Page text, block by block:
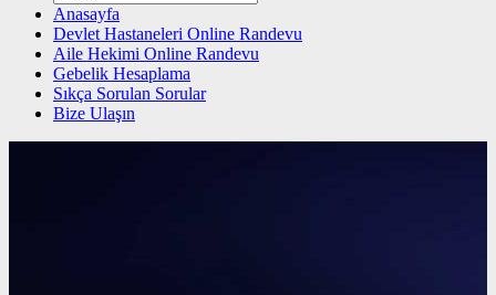
Anasayfa
Devlet Hastaneleri Online Randevu
Aile Hekimi Online Randevu
Gebelik Hesaplama
Sıkça Sorulan Sorular
Bize Ulaşın